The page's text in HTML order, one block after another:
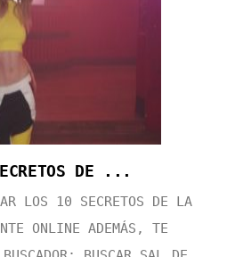
DE ...
LOS 10 SECRETOS DE LA
ONLINE ADEMÁS, TE